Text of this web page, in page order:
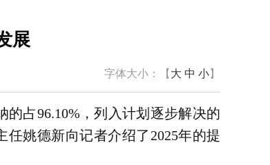
展
字体大小：【 大 中 小】
的占96.10%，列入计划逐步解决的
任姚德新向记者介绍了2025年的提